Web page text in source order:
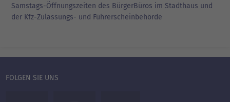
Samstags-Öffnungszeiten des BürgerBüros im Stadthaus und
der Kfz-Zulassungs- und Führerscheinbehörde
FOLGEN SIE UNS